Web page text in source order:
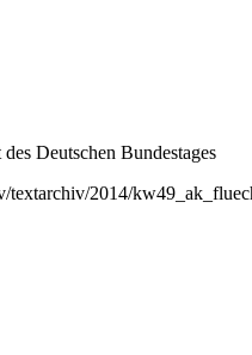
Deutschen Bundestages
textarchiv/2014/